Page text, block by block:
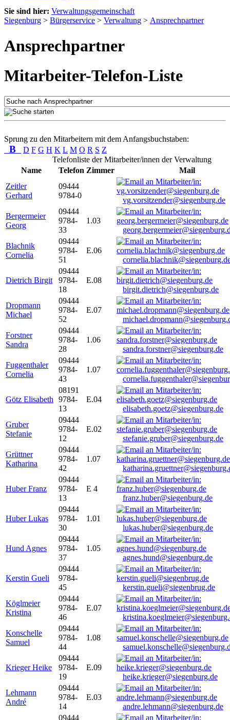
Sie sind hier: Verwaltungsgemeinschaft
Siegenburg > Bürgerservice > Verwaltung > Ansprechpartner
Ansprechpartner
Mitarbeiter-Telefon-Liste
Sprung zu den Mitarbeitern mit dem Anfangsbuchstaben:
B D F G H K L M O R S Z
Telefonliste der Mitarbeiter/innen der Verwaltung
Name
Telefon Zimmer
Mail
Zeitler
Gerhard
09444
9784-0
vg.vorsitzender@siegenburg.de
Bergermeier
Georg
09444
9784-
33
1.03
Blachnik
Cornelia
09444
9784-
51
E.06
Dietrich Birgit
09444
9784-
18
E.08
birgit.dietrich@siegenburg.de
Dropmann
Michael
09444
9784-
52
E.07
Forstner
Sandra
09444
9784-
28
1.06
sandra.forstner@siegenburg.de
Fuggenthaler
Cornelia
09444
9784-
43
1.07
Götz Elisabeth
08191
9784-
13
E.04
elisabeth.goetz@siegenburg.de
Gruber
Stefanie
09444
9784-
12
E.02
stefanie.gruber@siegenburg.de
Grüttner
Katharina
09444
9784-
42
1.07
Huber Franz
09444
9784-
13
E 4
franz.huber@siegenburg.de
Huber Lukas
09444
9784-
30
1.01
lukas.huber@siegenburg.de
Hund Agnes
09444
9784-
37
1.05
agnes.hund@siegenburg.de
Kerstin Gueli
09444
9784-
45
kerstin.gueli@siegenbrug.de
Köglmeier
Kristina
09444
9784-
46
E.07
Konschelle
Samuel
09444
9784-
44
1.08
Krieger Heike
09444
9784-
19
E.09
heike.krieger@siegenburg.de
Lehmann
André
09444
9784-
14
E.03
andre.lehmann@siegenburg.de
09444